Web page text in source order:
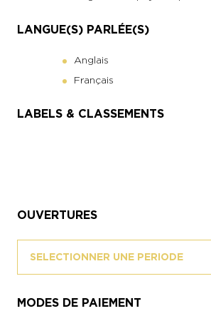
LANGUE(S) PARLÉE(S)
Anglais
Français
LABELS & CLASSEMENTS
OUVERTURES
SELECTIONNER UNE PERIODE
MODES DE PAIEMENT